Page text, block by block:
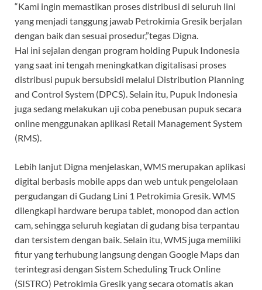
“Kami ingin memastikan proses distribusi di seluruh lini
yang menjadi tanggung jawab Petrokimia Gresik berjalan
dengan baik dan sesuai prosedur,”tegas Digna.
Hal ini sejalan dengan program holding Pupuk Indonesia
yang saat ini tengah meningkatkan digitalisasi proses
distribusi pupuk bersubsidi melalui Distribution Planning
and Control System (DPCS). Selain itu, Pupuk Indonesia
juga sedang melakukan uji coba penebusan pupuk secara
online menggunakan aplikasi Retail Management System
(RMS).
Lebih lanjut Digna menjelaskan, WMS merupakan aplikasi
digital berbasis mobile apps dan web untuk pengelolaan
pergudangan di Gudang Lini 1 Petrokimia Gresik. WMS
dilengkapi hardware berupa tablet, monopod dan action
cam, sehingga seluruh kegiatan di gudang bisa terpantau
dan tersistem dengan baik. Selain itu, WMS juga memiliki
fitur yang terhubung langsung dengan Google Maps dan
terintegrasi dengan Sistem Scheduling Truck Online
(SISTRO) Petrokimia Gresik yang secara otomatis akan